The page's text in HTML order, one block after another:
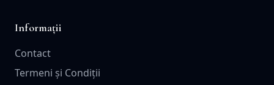
Informații
Contact
Termeni și Condiții